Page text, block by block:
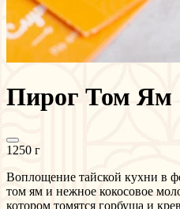
Пирог Том Ям
1250 г
Воплощение тайской кухни в
том ям и нежное кокосовое
котором томятся горбуша и